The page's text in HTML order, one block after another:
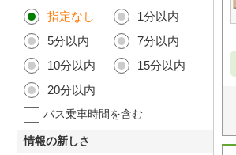
指定なし
1分以内
5分以内
7分以内
10分以内
15分以内
20分以内
バス乗車時間を含む
情報の新しさ